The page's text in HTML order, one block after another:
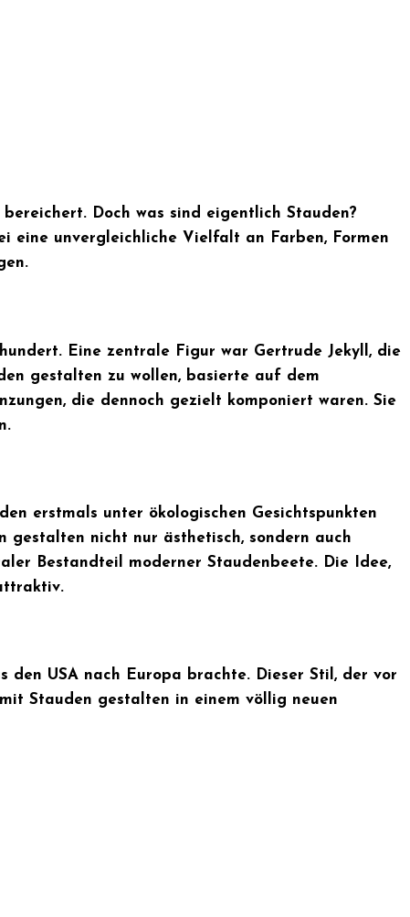
Doch was sind eigentlich Stauden?
eine unvergleichliche Vielfalt an Farben, Formen
Eine zentrale Figur war Gertrude Jekyll, die
gestalten zu wollen, basierte auf dem
die dennoch gezielt komponiert waren. Sie
erstmals unter ökologischen Gesichtspunkten
gestalten nicht nur ästhetisch, sondern auch
Bestandteil moderner Staudenbeete. Die Idee,
den USA nach Europa brachte. Dieser Stil, der vor
Stauden gestalten in einem völlig neuen